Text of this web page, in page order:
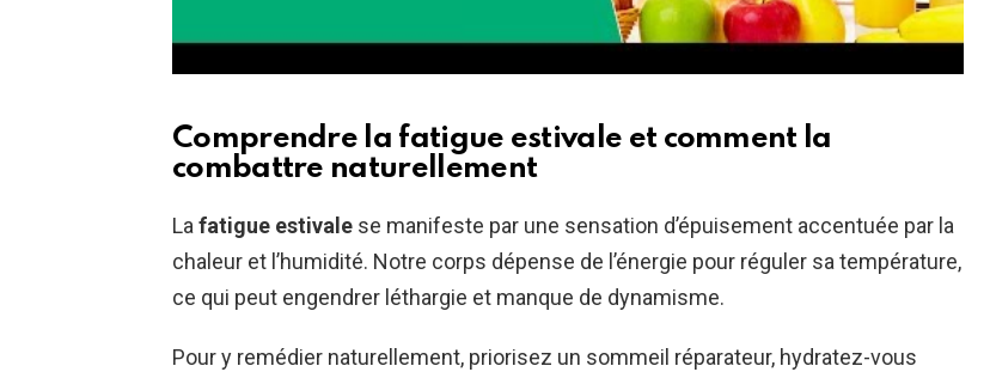
Comprendre la fatigue estivale et comment la
combattre naturellement
Lafatigue estivale se manifeste par une sensation d’épuisement accentuée par la
chaleur et l’humidité. Notre corps dépense de l’énergie pour réguler sa température,
ce qui peut engendrer léthargie et manque de dynamisme.
Pour y remédier naturellement, priorisez un sommeil réparateur, hydratez-vous